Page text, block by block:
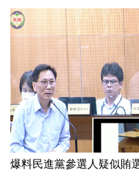
爆料民進黨參選人疑似